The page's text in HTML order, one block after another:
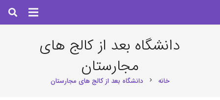
دانشگاه بعد از کالج های
مجارستان
خانه chevron_right دانشگاه بعد از کالج های مجارستان